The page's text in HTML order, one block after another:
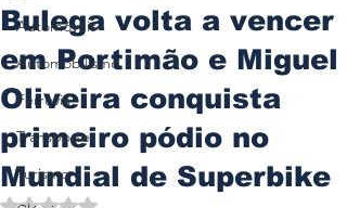
Automóveis
Automobilismo
Ferrovia
Transporte
Turismo
Bulega volta a vencer
em Portimão e Miguel
Oliveira conquista
primeiro pódio no
Mundial de Superbike
Avaliado com NaN de 5 estrelas.